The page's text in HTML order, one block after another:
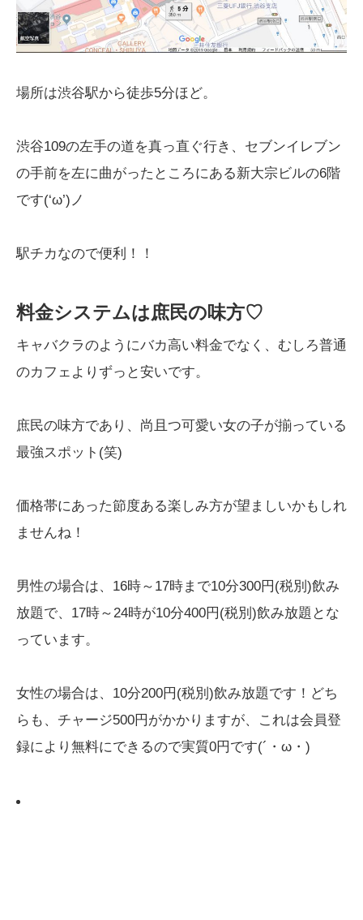
場所は渋谷駅から徒歩5分ほど。
渋谷109の左手の道を真っ直ぐ行き、セブンイレブン
の手前を左に曲がったところにある新大宗ビルの6階
です(‘ω’)ノ
駅チカなので便利！！
料金システムは庶民の味方♡
キャバクラのようにバカ高い料金でなく、むしろ普通
のカフェよりずっと安いです。
庶民の味方であり、尚且つ可愛い女の子が揃っている
最強スポット(笑)
価格帯にあった節度ある楽しみ方が望ましいかもしれ
ませんね！
男性の場合は、16時～17時まで10分300円(税別)飲み
放題で、17時～24時が10分400円(税別)飲み放題とな
っています。
女性の場合は、10分200円(税別)飲み放題です！どち
らも、チャージ500円がかかりますが、これは会員登
録により無料にできるので実質0円です(´・ω・)